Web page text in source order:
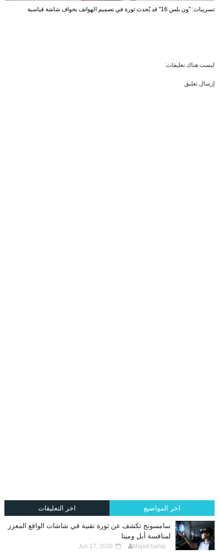
تسريبات: "ون بلس 16" قد يُحدث ثورة في تصميم الهواتف بحواف شاشة قياسية
ليست هناك تعليقات:
إرسال تعليق
اخر المواضيع اخر التعليقات
سامسونج تكشف عن ثورة تقنية في شاشات الواقع المعزز
لمنافسة أبل وميتا
Majed bahaj
Jun 17, 2026